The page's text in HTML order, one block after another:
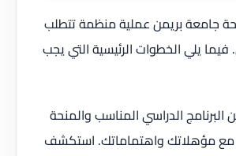
جامعة بريمن عملية منظمة تتطلب
فيما يلي الخطوات الرئيسية التي يجب
البرنامج الدراسي المناسب والمنحة
مع مؤهلاتك واهتماماتك. استكشف